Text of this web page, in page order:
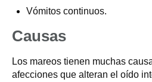
Vómitos continuos.
Causas
Los mareos tienen muchas
afecciones que alteran el oído